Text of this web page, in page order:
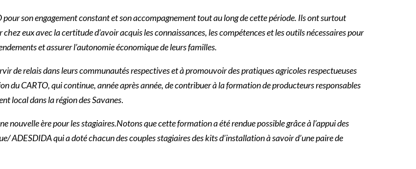
son engagement constant et son accompagnement tout au long de cette période. Ils ont surtout
eux avec la certitude d’avoir acquis les connaissances, les compétences et les outils nécessaires pour
et assurer l’autonomie économique de leurs familles.
de relais dans leurs communautés respectives et à promouvoir des pratiques agricoles respectueuses
du CARTO, qui continue, année après année, de contribuer à la formation de producteurs responsables
local dans la région des Savanes.
nouvelle ère pour les stagiaires.Notons que cette formation a été rendue possible grâce à l’appui des
qui a doté chacun des couples stagiaires des kits d’installation à savoir d’une paire de